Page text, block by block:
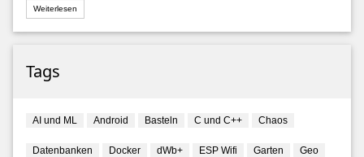
Weiterlesen
Tags
AI und ML Android Basteln C und C++ Chaos
Datenbanken Docker dWb+ ESP Wifi Garten Geo